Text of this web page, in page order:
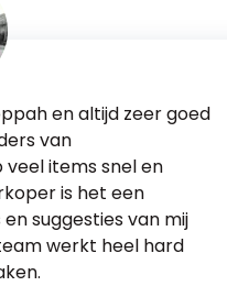
en altijd zeer goed
van
veel items snel en
is het een
suggesties van mij
werkt heel hard